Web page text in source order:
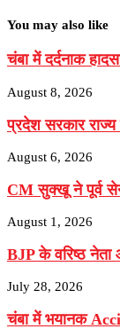
You may also like
चंबा में दर्दनाक
August 8, 2026
प्रदेश सरकार राज्य
August 6, 2026
CM सुक्खू ने पूर्व
August 1, 2026
BJP के वरिष्‍ठ
July 28, 2026
चंबा में भयानक